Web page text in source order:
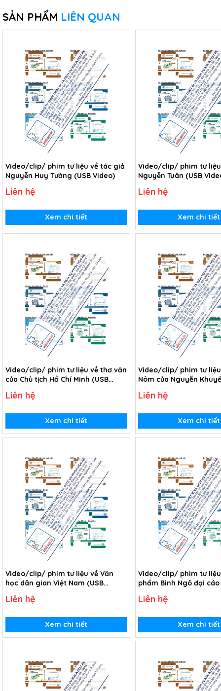
SẢN PHẨM LIÊN QUAN
Video/clip/ phim tư liệu về tác giả
Nguyễn Huy Tưởng (USB Video)
Liên hệ
Xem chi tiết
Video/clip/ phim tư
Nguyễn Tuân (USB
Liên hệ
Xem chi tiết
Video/clip/ phim tư liệu về thơ văn
của Chủ tịch Hồ Chí Minh (USB
Liên hệ
Xem chi tiết
Video/clip/ phim tư
Nôm của Nguyễn
Liên hệ
Xem chi tiết
Video/clip/ phim tư liệu về Văn
học dân gian Việt Nam (USB
Liên hệ
Xem chi tiết
Video/clip/ phim tư
phẩm Bình Ngô đại
Liên hệ
Xem chi tiết